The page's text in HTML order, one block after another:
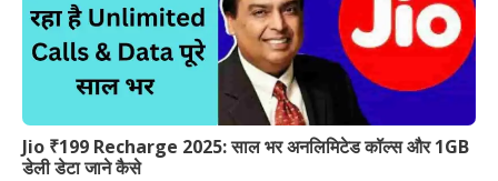
Jio ₹199 Recharge 2025: साल भर अनलिमिटेड कॉल्स और 1GB
डेली डेटा जाने कैसे